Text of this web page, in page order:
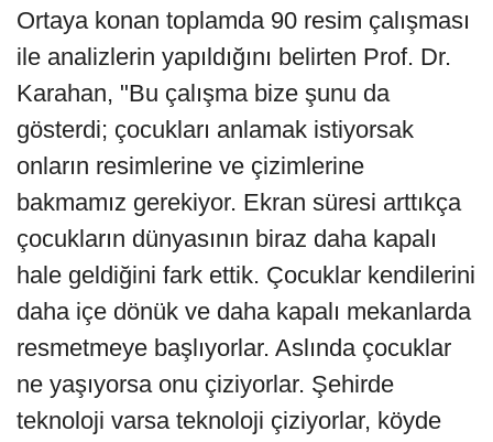
Ortaya konan toplamda 90 resim çalışması
ile analizlerin yapıldığını belirten Prof. Dr.
Karahan, "Bu çalışma bize şunu da
gösterdi; çocukları anlamak istiyorsak
onların resimlerine ve çizimlerine
bakmamız gerekiyor. Ekran süresi arttıkça
çocukların dünyasının biraz daha kapalı
hale geldiğini fark ettik. Çocuklar kendilerini
daha içe dönük ve daha kapalı mekanlarda
resmetmeye başlıyorlar. Aslında çocuklar
ne yaşıyorsa onu çiziyorlar. Şehirde
teknoloji varsa teknoloji çiziyorlar, köyde